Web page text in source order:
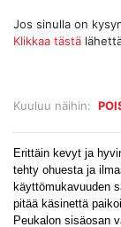
Kuuluu näihin:
Jos sinulla on
Klikkaa tästä
Erittäin kevyt ja
tehty ohuesta ja
käyttömukavuuden
pitää käsinettä
Peukalon sisäosan